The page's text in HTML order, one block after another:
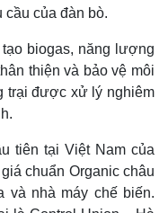
vàng
dùng
cầu của đàn bò.
biogas, năng lượng
thiện và bảo vệ môi
trại được xử lý nghiêm
tiên tại Việt Nam của
chuẩn Organic châu
và nhà máy chế biến.